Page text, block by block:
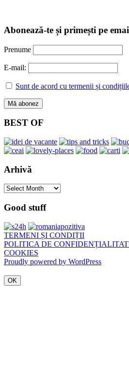
Abonează-te și primești pe
Prenume
E-mail:
Sunt de acord cu termenii și
BEST OF
Arhivă
Arhivă
Good stuff
TERMENI ȘI CONDIȚII
POLITICA DE
COOKIES
Proudly powered by WordPress
OK